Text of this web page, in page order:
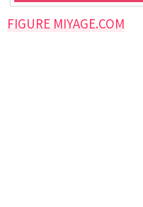
FIGURE MIYAGE.COM